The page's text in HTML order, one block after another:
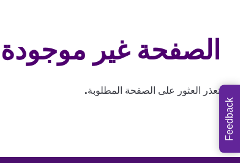
الصفحة غير موجودة
تعذر العثور على الصفحة المطلوبة.
Feedback